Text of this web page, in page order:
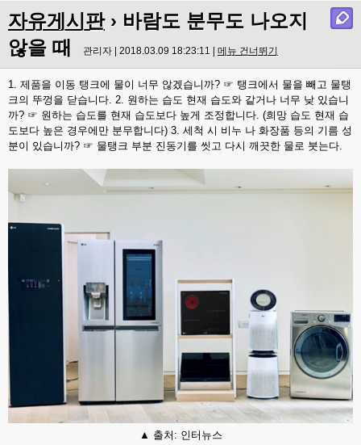
자유게시판› 바람도 분무도 나오지
않을 때
관리자 | 2018.03.09 18:23:11 | 메뉴 건너뛰기
1. 제품을 이동 탱크에 물이 너무 않겠습니까? ☞ 탱크에서 물을 빼고 물탱
크의 뚜껑을 닫습니다. 2. 원하는 습도 현재 습도와 같거나 너무 낮 있습니
까? ☞ 원하는 습도를 현재 습도보다 높게 조정합니다. (희망 습도 현재 습
도보다 높은 경우에만 분무합니다) 3. 세척 시 비누 나 화장품 등의 기름 성
분이 있습니까? ☞ 물탱크 부분 진동기를 씻고 다시 깨끗한 물로 붓는다.
▲ 출처: 인터뉴스